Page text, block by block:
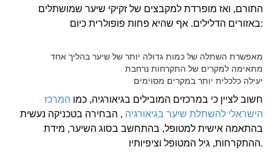
התורם, ואז מופרדת למקבצים של זקיקי שיער שמושתלים
באזורים הדלילים. אף שהיא פחות פופולרית כיום:
מאפשרת השתלה של כמות גדולה יותר של שיער בהליך אחד
מתאימה למקרים של התקרחות נרחבת
יעילה כלכלית יותר במקרים מסוימים
חשוב לציין כי במרכזים המובילים בגיאורגיה, כמו המרכז
הישראלי להשתלת שיער בגיאורגיה , הבחירה בטכניקה נעשית
בהתאמה אישית למטופל, בהתחשב בסוג השיער, מידת
ההתקרחות, גיל המטופל וציפיותיו.